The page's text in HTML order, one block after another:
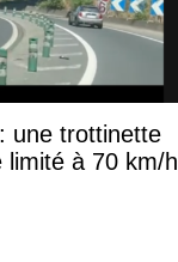
une trottinette
limité à 70 km/h